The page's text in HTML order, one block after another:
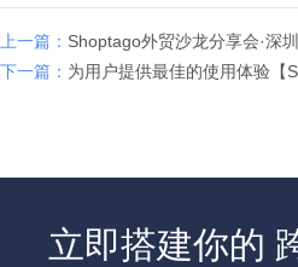
上一篇： Shoptago外贸沙龙分享会·深
下一篇： 为用户提供最佳的使用体验【
立即搭建你的